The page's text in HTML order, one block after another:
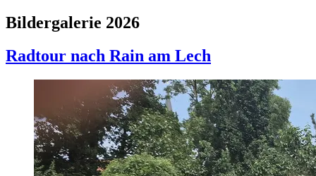
Bildergalerie 2026
Radtour nach Rain am Lech